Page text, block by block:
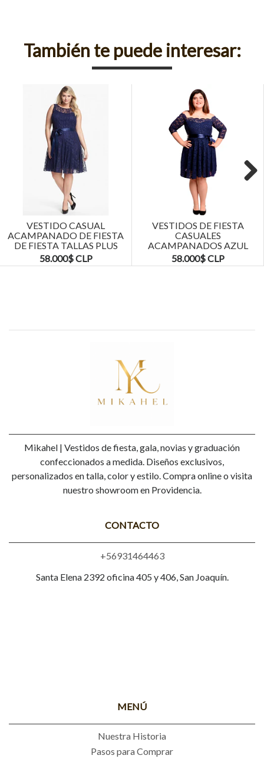
También te puede interesar:
VESTIDO CASUAL
ACAMPANADO DE FIESTA
DE FIESTA TALLAS PLUS
KADRIHEL
58.000$ CLP
VESTIDOS DE FIESTA
CASUALES
ACAMPANADOS AZUL
MARINO TALLAS PLUS
KADRIHEL
58.000$ CLP
Mikahel | Vestidos de fiesta, gala, novias y graduación
confeccionados a medida. Diseños exclusivos,
personalizados en talla, color y estilo. Compra online o visita
nuestro showroom en Providencia.
CONTACTO
+56931464463
Santa Elena 2392 oficina 405 y 406, San Joaquín.
MENÚ
Nuestra Historia
Pasos para Comprar